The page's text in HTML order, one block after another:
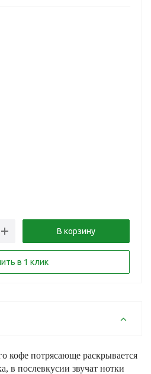
В корзину
в 1 клик
кофе потрясающе раскрывается
в послевкусии звучат нотки